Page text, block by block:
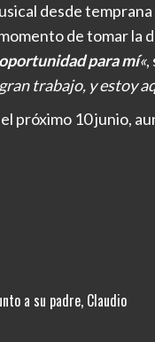
desde
de tomar la
para mí«,
trabajo, y estoy
próximo 10 junio,
a su padre, Claudio